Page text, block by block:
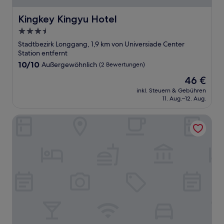
Kingkey Kingyu Hotel
Kingkey Kingyu Hotel
3.5-
Sterne-
Unterkunft
Stadtbezirk Longgang, 1,9 km von Universiade Center
Station entfernt
10.0
10/10 Außergewöhnlich (2 Bewertungen)
Der
Preis
beträgt
46 €
inkl. Steuern & Gebühren
11. Aug.–12. Aug.